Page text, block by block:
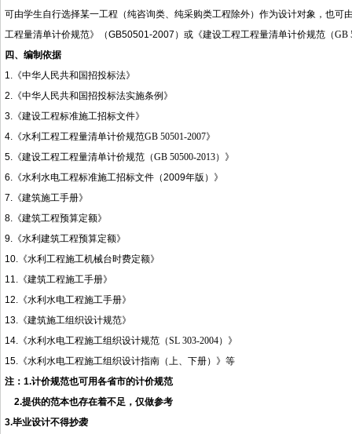
可由学生自行选择某一工程 （纯咨询类、纯采购类工程除外） 作为设计对象，也可
工程量清单计价规范》（GB50501-2007 ）或《建设工程工程量清单计价规范（GB
四、编制依据
1.《中华人民共和国招投标法》
2.《中华人民共和国招投标法实施条例》
3.《建设工程标准施工招标文件》
4.《水利工程工程量清单计价规范GB 50501-2007》
5.《建设工程工程量清单计价规范（GB 50500-2013）》
6.《水利水电工程标准施工招标文件（2009年版） 》
7.《建筑施工手册》
8.《建筑工程预算定额》
9.《水利建筑工程预算定额》
10.《水利工程施工机械台时费定额》
11.《建筑工程施工手册》
12.《水利水电工程施工手册》
13.《建筑施工组织设计规范》
14.《水利水电工程施工组织设计规范（SL 303-2004）》
15.《水利水电工程施工组织设计指南（上、下册）》等
注： 1.计价规范也可用各省市的计价规范
2.提供的范本也存在着不足，仅做参考
3.毕业设计不得抄袭